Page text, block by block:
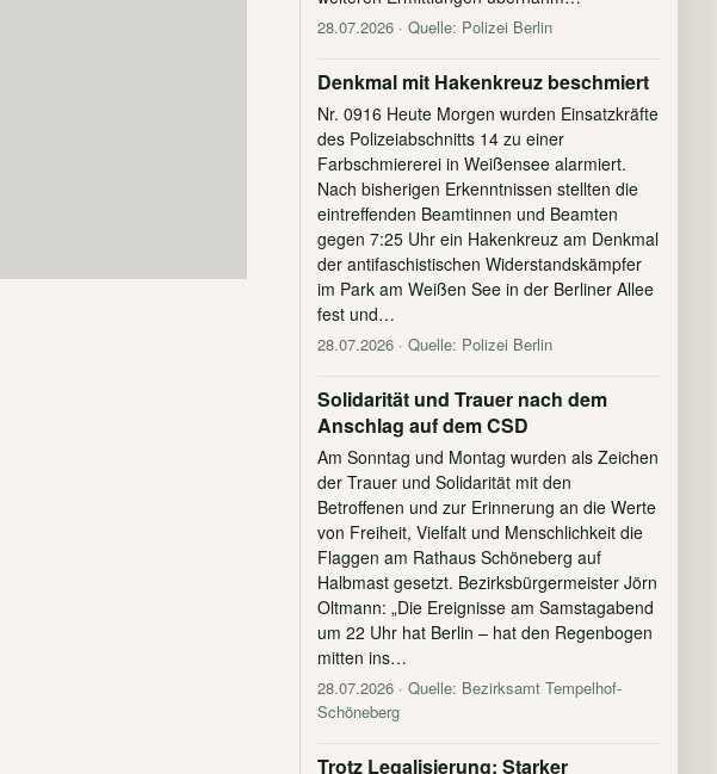
28.07.2026 · Quelle: Polizei Berlin
Denkmal mit Hakenkreuz beschmiert
Nr. 0916 Heute Morgen wurden Einsatzkräfte
des Polizeiabschnitts 14 zu einer
Farbschmiererei in Weißensee alarmiert.
Nach bisherigen Erkenntnissen stellten die
eintreffenden Beamtinnen und Beamten
gegen 7:25 Uhr ein Hakenkreuz am Denkmal
der antifaschistischen Widerstandskämpfer
im Park am Weißen See in der Berliner Allee
fest und…
28.07.2026 · Quelle: Polizei Berlin
Solidarität und Trauer nach dem
Anschlag auf dem CSD
Am Sonntag und Montag wurden als Zeichen
der Trauer und Solidarität mit den
Betroffenen und zur Erinnerung an die Werte
von Freiheit, Vielfalt und Menschlichkeit die
Flaggen am Rathaus Schöneberg auf
Halbmast gesetzt. Bezirksbürgermeister Jörn
Oltmann: „Die Ereignisse am Samstagabend
um 22 Uhr hat Berlin – hat den Regenbogen
mitten ins…
28.07.2026 · Quelle: Bezirksamt Tempelhof-
Schöneberg
Trotz Legalisierung: Starker